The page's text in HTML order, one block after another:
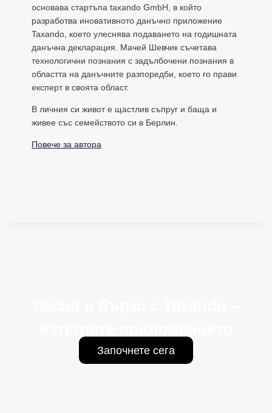
основава стартъпа taxando GmbH, в който
разработва иновативното данъчно приложение
Taxando, което улеснява подаването на годишната
данъчна декларация. Мачей Шевчик съчетава
технологични познания с задълбочени познания в
областта на данъчните разпоредби, което го прави
експерт в своята област.
В личния си живот е щастлив съпруг и баща и
живее със семейството си в Берлин.
Повече за автора
Започнете сега